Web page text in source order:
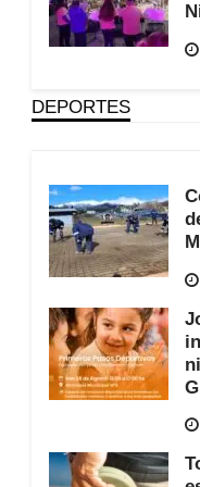
DEPORTES